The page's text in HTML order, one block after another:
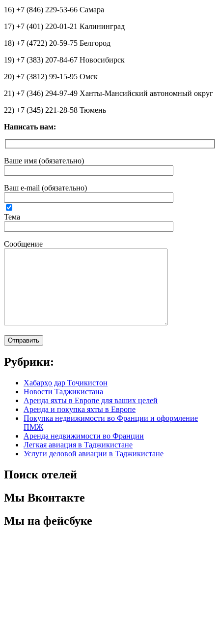
16) +7 (846) 229-53-66 Самара
17) +7 (401) 220-01-21 Калининград
18) +7 (4722) 20-59-75 Белгород
19) +7 (383) 207-84-67 Новосибирск
20) +7 (3812) 99-15-95 Омск
21) +7 (346) 294-97-49 Ханты-Мансийский автономный округ
22) +7 (345) 221-28-58 Тюмень
Написать нам:
Ваше имя (обязательно)
Ваш e-mail (обязательно)
Тема
Сообщение
Рубрики:
Хабарҳо дар Тоҷикистон
Новости Таджикистана
Аренда яхты в Европе для ваших целей
Аренда и покупка яхты в Европе
Покупка недвижимости во Франции и оформление
ПМЖ
Аренда недвижимости во Франции
Легкая авиация в Таджикистане
Услуги деловой авиации в Таджикистане
Поиск отелей
Мы Вконтакте
Мы на фейсбуке